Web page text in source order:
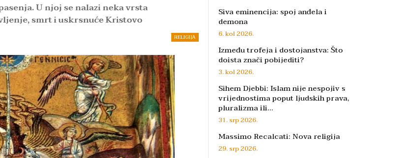
U njoj se nalazi neka vrsta
smrt i uskrsnuće Kristovo
RELIGIJA
Siva eminencija: spoj anđela i
demona
6. kol 2026.
Između trofeja i dostojanstva: Što
doista znači pobijediti?
3. kol 2026.
Sihem Djebbi: Islam nije nespojiv s
vrijednostima poput ljudskih prava,
pluralizma ili…
31. srp 2026.
Massimo Recalcati: Nova religija
29. srp 2026.